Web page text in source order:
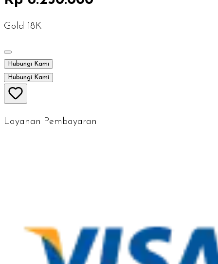
Gold 18K
Hubungi Kami
Hubungi Kami
Layanan Pembayaran